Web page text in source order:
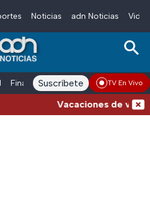
Noticias adn Noticias
Finanzas adn Noticias Radio
Suscríbete TV En Vivo
Vacaciones de